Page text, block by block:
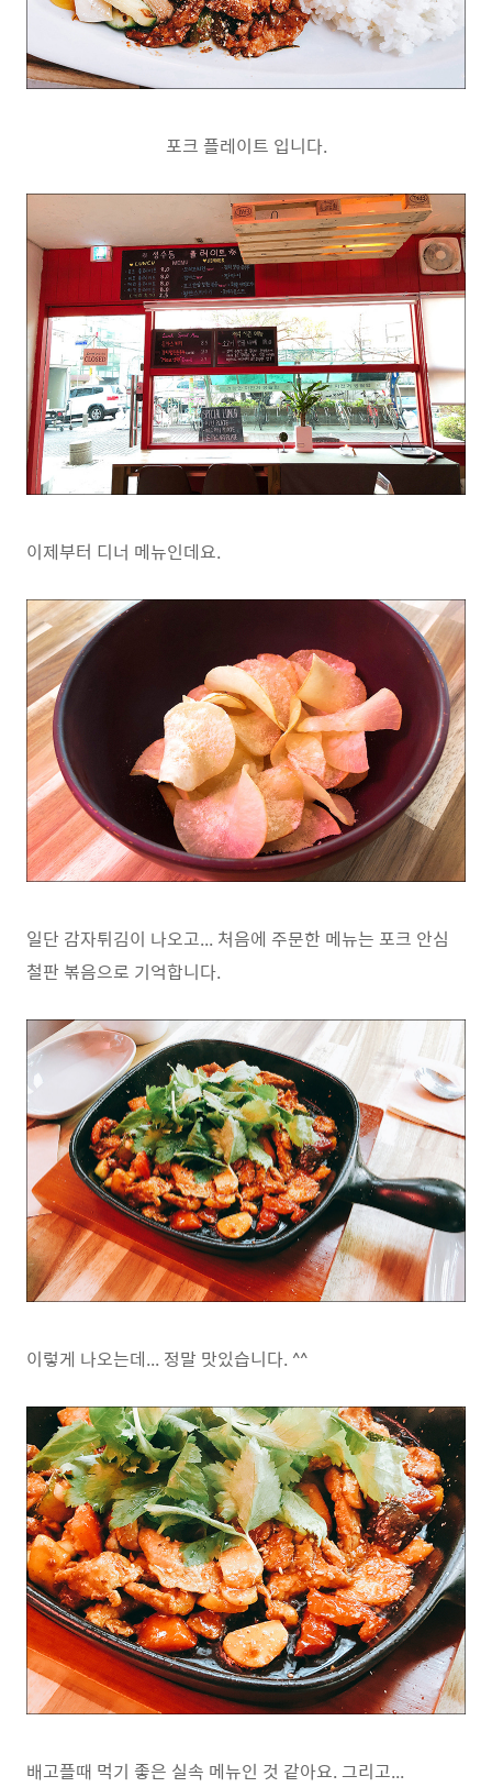
포크 플레이트 입니다.
이제부터 디너 메뉴인데요.
일단 감자튀김이 나오고... 처음에 주문한 메뉴는 포크 안심
철판 볶음으로 기억합니다.
이렇게 나오는데... 정말 맛있습니다. ^^
배고플때 먹기 좋은 실속 메뉴인 것 같아요. 그리고...